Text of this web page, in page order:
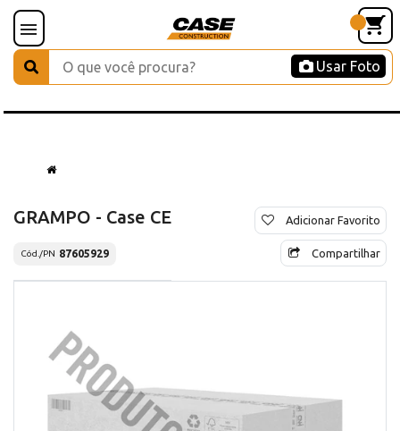
Usar Foto
GRAMPO - Case CE
Cód./PN 87605929
Adicionar Favorito
Compartilhar